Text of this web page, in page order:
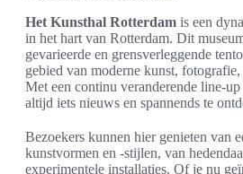
Het Kunsthal Rotterdam is een
in het hart van Rotterdam. Dit
gevarieerde en grensverleggende
gebied van moderne kunst,
Met een continu veranderende line-
altijd iets nieuws en spannends te
Bezoekers kunnen hier genieten van
kunstvormen en -stijlen, van
experimentele installaties. Of je nu